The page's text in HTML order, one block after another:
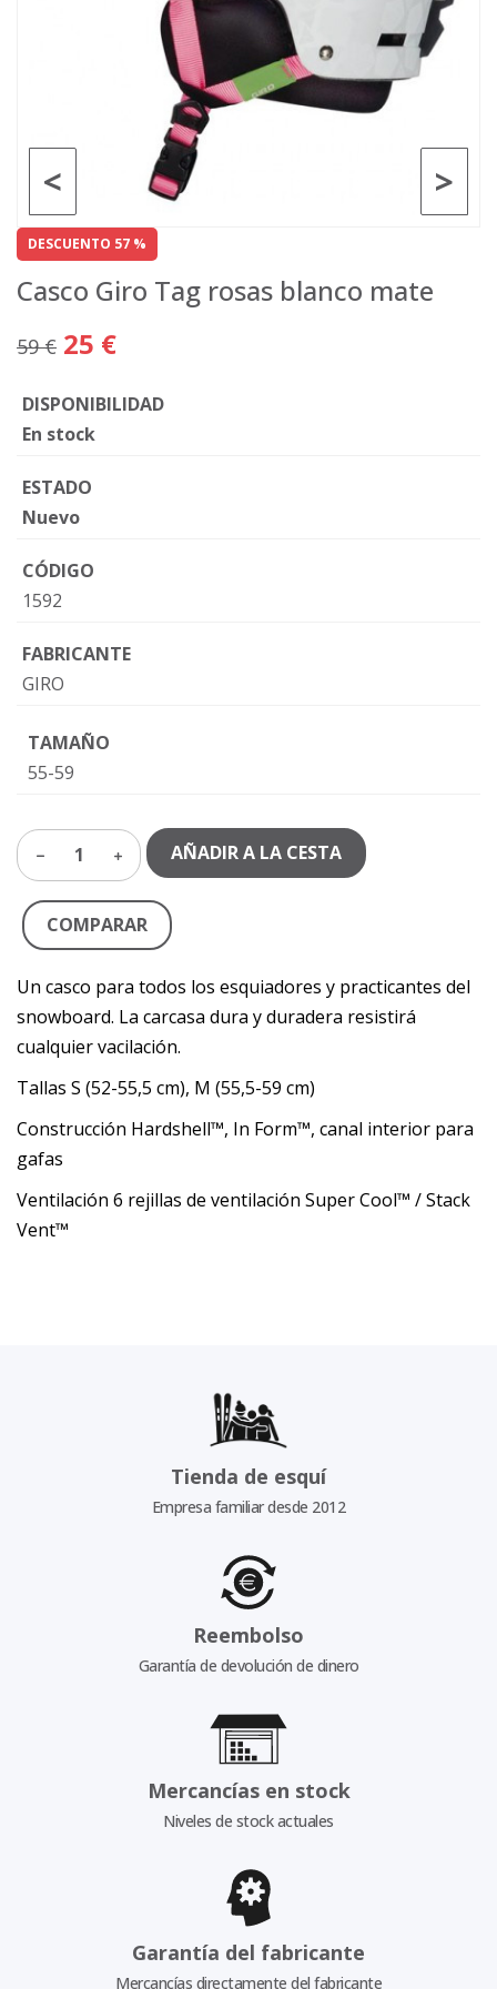
>
<
DESCUENTO 57 %
Casco Giro Tag rosas blanco mate
59 € 25 €
DISPONIBILIDAD
En stock
ESTADO
Nuevo
CÓDIGO
1592
FABRICANTE
GIRO
TAMAÑO
55-59
1 AÑADIR A LA CESTA
COMPARAR
Un casco para todos los esquiadores y practicantes del
snowboard. La carcasa dura y duradera resistirá
cualquier vacilación.
Tallas S (52-55,5 cm), M (55,5-59 cm)
Construcción Hardshell™, In Form™, canal interior para
gafas
Ventilación 6 rejillas de ventilación Super Cool™ / Stack
Vent™
Tienda de esquí
Empresa familiar desde 2012
Reembolso
Garantía de devolución de dinero
Mercancías en stock
Niveles de stock actuales
Garantía del fabricante
Mercancías directamente del fabricante